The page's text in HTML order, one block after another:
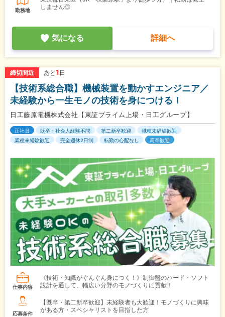
勤務地
しません◎
気になる 詳細へ
締切間近 あと 1 日
【技術系総合職】機械装置を動かすエンジニア／
未経験から一生モノの技術を身につける！
日工藤原電機株式会社【東証プライム上場・日工グループ】
正社員 既卒・社会人経験不問 第二新卒歓迎
職種未経験歓迎
業種未経験歓迎
完全週休2日制 転勤の心配なし 高卒歓迎
仕事内容
《技術・知識がぐんぐん身につく！》制御盤のハード・ソフト
設計を通して、幅広い分野のモノづくりに貢献！
応募条件
【既卒・第二新卒歓迎】未経験者も大歓迎！モノづくりに興味
がある方・スペシャリストを目指した方